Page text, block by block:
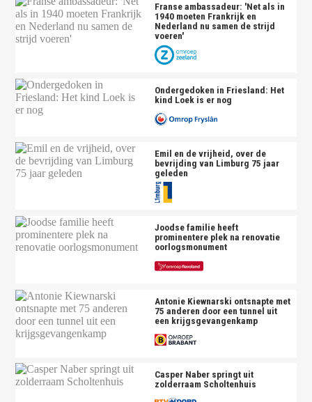
Franse ambassadeur: 'Net als in
1940 moeten Frankrijk en
Nederland nu samen de strijd
voeren'
Ondergedoken in Friesland: Het
kind Loek is er nog
Emil en de vrijheid, over de
bevrijding van Limburg 75 jaar
geleden
Joodse familie heeft
prominentere plek na renovatie
oorlogsmonument
Antonie Kiewnarski ontsnapte met
75 anderen door een tunnel uit
een krijgsgevangenkamp
Casper Naber springt uit
zolderraam Scholtenhuis